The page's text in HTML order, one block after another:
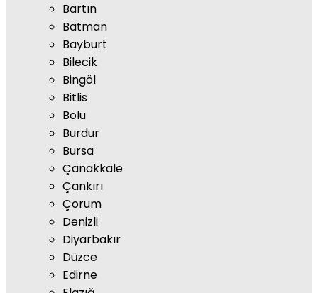
Bartın
Batman
Bayburt
Bilecik
Bingöl
Bitlis
Bolu
Burdur
Bursa
Çanakkale
Çankırı
Çorum
Denizli
Diyarbakır
Düzce
Edirne